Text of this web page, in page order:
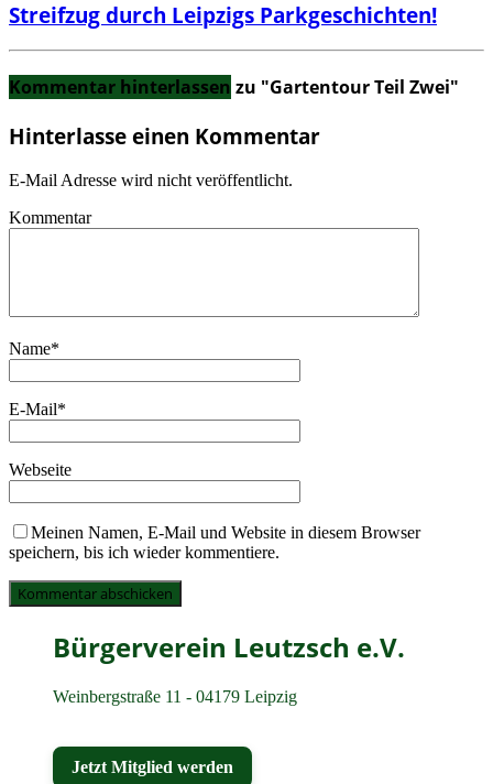
Streifzug durch Leipzigs Parkgeschichten!
Kommentar hinterlassen zu "Gartentour Teil Zwei"
Hinterlasse einen Kommentar
E-Mail Adresse wird nicht veröffentlicht.
Kommentar
Name*
E-Mail*
Webseite
Meinen Namen, E-Mail und Website in diesem Browser
speichern, bis ich wieder kommentiere.
Bürgerverein Leutzsch e.V.
Weinbergstraße 11 - 04179 Leipzig
Jetzt Mitglied werden